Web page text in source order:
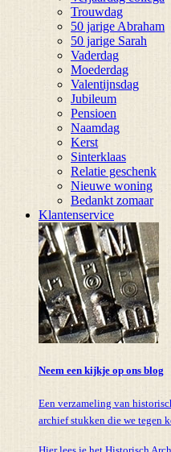
Trouwdag
50 jarige Abraham
50 jarige Sarah
Vaderdag
Moederdag
Valentijnsdag
Jubileum
Pensioen
Naamdag
Kerst
Sinterklaas
Relatie geschenk
Nieuwe woning
Bedankt zomaar
Klantenservice
Neem een kijkje op ons blog
Een verzameling van
archief stukken die we tegen